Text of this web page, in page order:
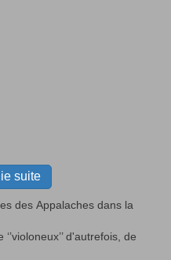
suite
des Appalaches dans la
d'autrefois, de